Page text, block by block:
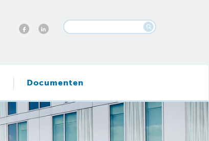
Documenten